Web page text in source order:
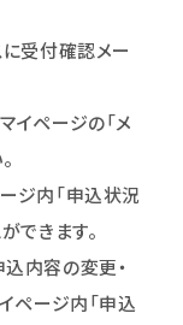
に受付確認メー
イページの「メ
ジ内「申込状況
できます。
内容の変更・
ページ内「申込